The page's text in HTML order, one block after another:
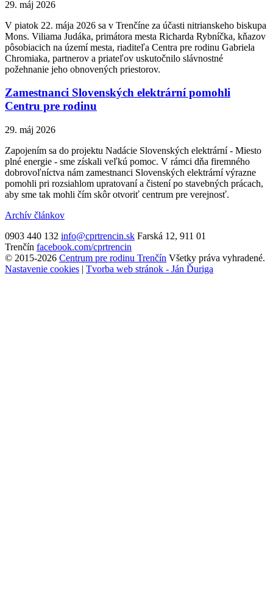
29. máj 2026
V piatok 22. mája 2026 sa v Trenčíne za účasti nitrianskeho biskupa
Mons. Viliama Judáka, primátora mesta Richarda Rybníčka, kňazov
pôsobiacich na území mesta, riaditeľa Centra pre rodinu Gabriela
Chromiaka, partnerov a priateľov uskutočnilo slávnostné
požehnanie jeho obnovených priestorov.
Zamestnanci Slovenských elektrární pomohli
Centru pre rodinu
29. máj 2026
Zapojením sa do projektu Nadácie Slovenských elektrární - Miesto
plné energie - sme získali veľkú pomoc. V rámci dňa firemného
dobrovoľníctva nám zamestnanci Slovenských elektrární výrazne
pomohli pri rozsiahlom upratovaní a čistení po stavebných prácach,
aby sme tak mohli čím skôr otvoriť centrum pre verejnosť.
Archív článkov
0903 440 132 info@cprtrencin.sk Farská 12, 911 01
Trenčín facebook.com/cprtrencin
© 2015-2026 Centrum pre rodinu Trenčín Všetky práva vyhradené.
Nastavenie cookies | Tvorba web stránok - Ján Ďuriga